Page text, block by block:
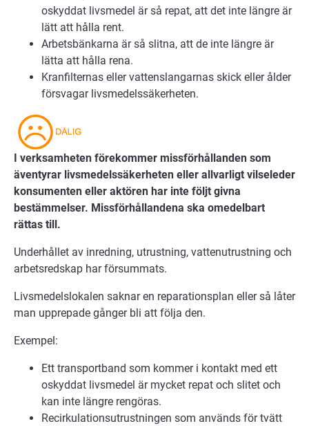
oskyddat livsmedel är så repat, att det inte längre är
lätt att hålla rent.
Arbetsbänkarna är så slitna, att de inte längre är
lätta att hålla rena.
Kranfilternas eller vattenslangarnas skick eller ålder
försvagar livsmedelssäkerheten.
I verksamheten förekommer missförhållanden som
äventyrar livsmedelssäkerheten eller allvarligt vilseleder
konsumenten eller aktören har inte följt givna
bestämmelser. Missförhållandena ska omedelbart
rättas till.
Underhållet av inredning, utrustning, vattenutrustning och
arbetsredskap har försummats.
Livsmedelslokalen saknar en reparationsplan eller så låter
man upprepade gånger bli att följa den.
Exempel:
Ett transportband som kommer i kontakt med ett
oskyddat livsmedel är mycket repat och slitet och
kan inte längre rengöras.
Recirkulationsutrustningen som används för tvätt